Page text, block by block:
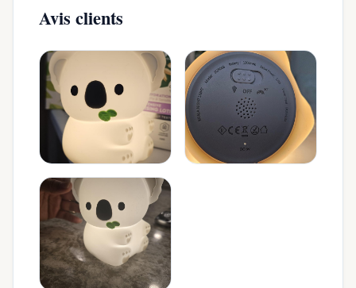
Avis clients